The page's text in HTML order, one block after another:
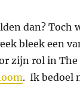
dan? Toch
bleek een
zijn rol in
. Ik bedoel